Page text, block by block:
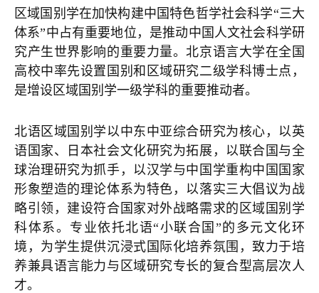
区域国别学在加快构建中国特色哲学社会科学“三大
体系”中占有重要地位，是推动中国人文社会科学研
究产生世界影响的重要力量。北京语言大学在全国
高校中率先设置国别和区域研究二级学科博士点，
是增设区域国别学一级学科的重要推动者。
北语区域国别学以中东中亚综合研究为核心，以英
语国家、日本社会文化研究为拓展，以联合国与全
球治理研究为抓手，以汉学与中国学重构中国国家
形象塑造的理论体系为特色，以落实三大倡议为战
略引领，建设符合国家对外战略需求的区域国别学
科体系。专业依托北语“小联合国”的多元文化环
境，为学生提供沉浸式国际化培养氛围，致力于培
养兼具语言能力与区域研究专长的复合型高层次人
才。